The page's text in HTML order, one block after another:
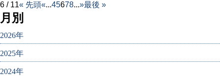
6 / 11« 先頭«...45678...»最後 »
月別
2026年
2025年
2024年